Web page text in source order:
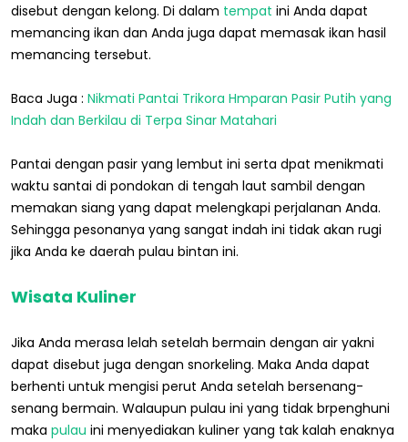
disebut dengan kelong. Di dalam tempat ini Anda dapat
memancing ikan dan Anda juga dapat memasak ikan hasil
memancing tersebut.
Baca Juga : Nikmati Pantai Trikora Hmparan Pasir Putih yang
Indah dan Berkilau di Terpa Sinar Matahari
Pantai dengan pasir yang lembut ini serta dpat menikmati
waktu santai di pondokan di tengah laut sambil dengan
memakan siang yang dapat melengkapi perjalanan Anda.
Sehingga pesonanya yang sangat indah ini tidak akan rugi
jika Anda ke daerah pulau bintan ini.
Wisata Kuliner
Jika Anda merasa lelah setelah bermain dengan air yakni
dapat disebut juga dengan snorkeling. Maka Anda dapat
berhenti untuk mengisi perut Anda setelah bersenang-
senang bermain. Walaupun pulau ini yang tidak brpenghuni
maka pulau ini menyediakan kuliner yang tak kalah enaknya